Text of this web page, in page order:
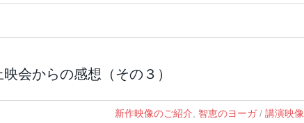
会からの感想（その３）
新作映像のご紹介 智恵のヨーガ/ 講演映像